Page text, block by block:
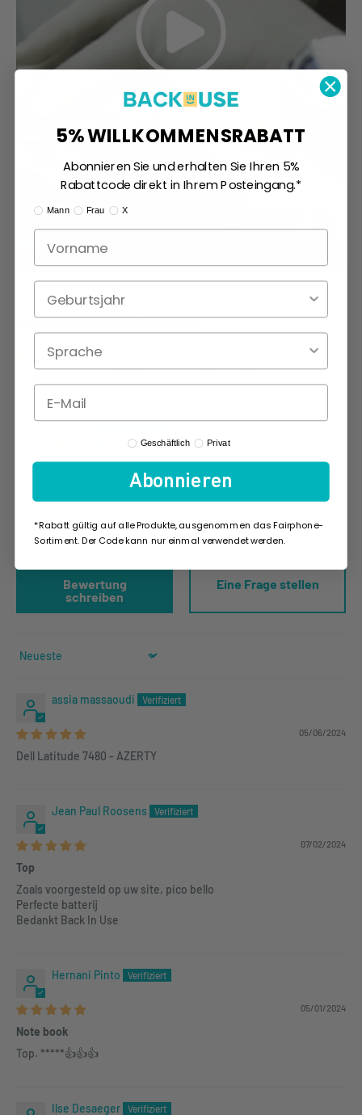
KUNDENBEWERTUNGEN
4.62 von 5
Basierend auf 32 Bewertungen
26
4
0
0
Bewertung
schreiben
Eine Frage stellen
Sort by
assia massaoudi
05/06/2024
Dell Latitude 7480 - AZERTY
Jean Paul Roosens
07/02/2024
Top
Zoals voorgesteld op uw site, pico bello
Perfecte batterij
Bedankt Back In Use
Hernani Pinto
05/01/2024
Note book
Top. *****👍👍👍
Ilse Desaeger
5% WILLKOMMENSRABATT
Abonnieren Sie und erhalten Sie Ihren 5%
Rabattcode direkt in Ihrem Posteingang.*
Ik ben:
Mann Frau X
Profile Type
Geschäftlich Privat
Abonnieren
*Rabatt gültig auf alle Produkte, ausgenommen das Fairphone-
Sortiment. Der Code kann nur einmal verwendet werden.